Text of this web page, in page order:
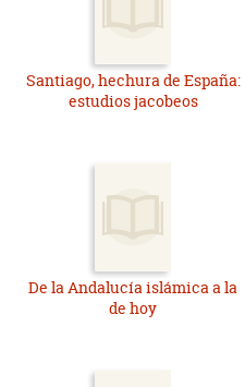
Santiago, hechura de España:
estudios jacobeos
De la Andalucía islámica a la
de hoy